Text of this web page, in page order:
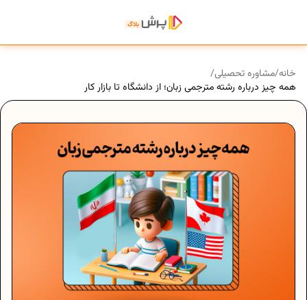
خانه/مشاوره تحصیلی/
همه چیز درباره رشته مترجمی زبان؛ از دانشگاه تا بازار کار